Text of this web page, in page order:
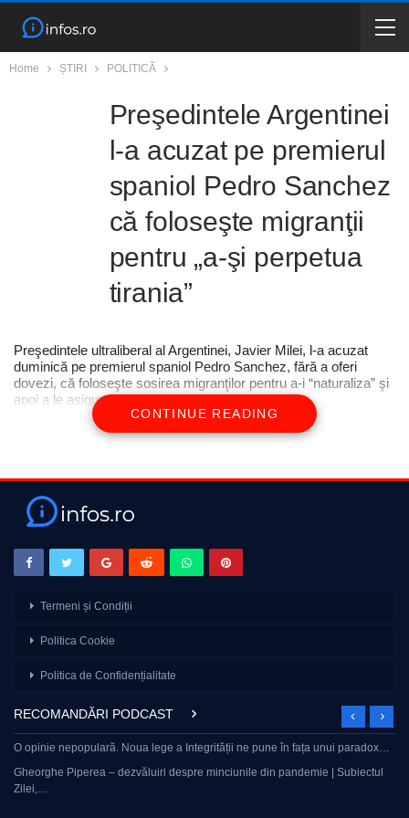
Home ȘTIRI POLITICĂ
Preşedintele Argentinei
l-a acuzat pe premierul
spaniol Pedro Sanchez
că foloseşte migranţii
pentru „a-şi perpetua
tirania”
Preşedintele ultraliberal al Argentinei, Javier Milei, l-a acuzat
duminică pe premierul spaniol Pedro Sanchez, fără a oferi
dovezi, că foloseşte sosirea migranţilor pentru a-i “naturaliza” şi
apoi a le asigura voturile pentru “a-şi perpet…
CONTINUE READING
Termeni și Condiții
Politica Cookie
Politica de Confidențialitate
RECOMANDĂRI PODCAST
O opinie nepopulară. Noua lege a Integrității ne pune în fața unui paradox…
Gheorghe Piperea – dezvăluiri despre minciunile din pandemie | Subiectul
Zilei,…